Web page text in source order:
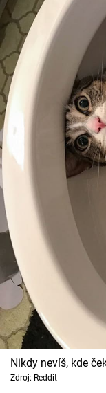
Nikdy nevíš, kde
Zdroj: Reddit